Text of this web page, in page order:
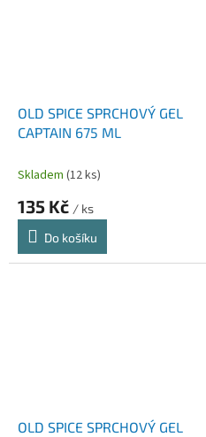
OLD SPICE SPRCHOVÝ GEL
CAPTAIN 675 ML
Skladem (12 ks)
135 Kč / ks
Do košíku
OLD SPICE SPRCHOVÝ GEL